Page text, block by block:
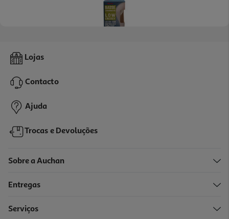
Lâmpada Led Classe A Auchan E27 100w Branca
12,99 €
Lojas
Contacto
Ajuda
Trocas e Devoluções
Sobre a Auchan
Entregas
Serviços